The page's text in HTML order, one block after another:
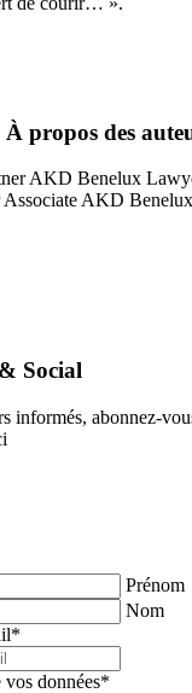
À propos des
AKD Benelux
Associate AKD
Social
informés, abonnez-
Prénom
Nom
*
vos données*